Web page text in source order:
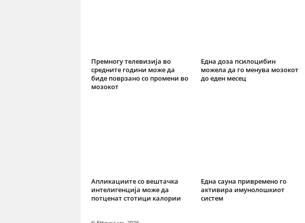
Премногу телевизија во
средните години може да
биде поврзано со промени во
мозокот
Една доза псилоцибин
можела да го менува мозокот
до еден месец
Апликациите со вештачка
интелигенција може да
потценат стотици калории
Една сауна привремено го
активира имунолошкиот
систем